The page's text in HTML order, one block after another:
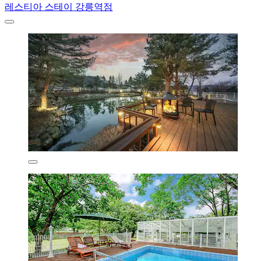
레스티아 스테이 강릉역점